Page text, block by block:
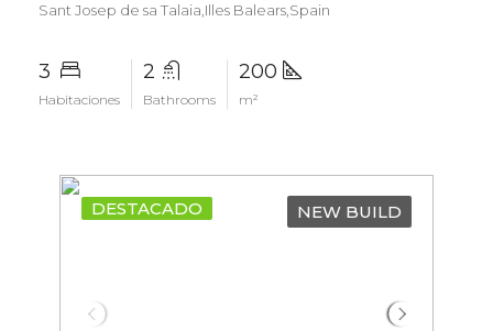
Sant Josep de sa Talaia,Illes Balears,Spain
3
Habitaciones
2
Bathrooms
200
m²
DESTACADO NEW BUILD